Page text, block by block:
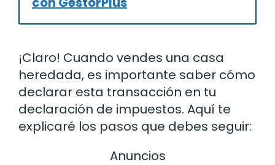
¡Claro! Cuando vendes una casa
heredada, es importante saber cómo
declarar esta transacción en tu
declaración de impuestos. Aquí te
explicaré los pasos que debes seguir:
Anuncios